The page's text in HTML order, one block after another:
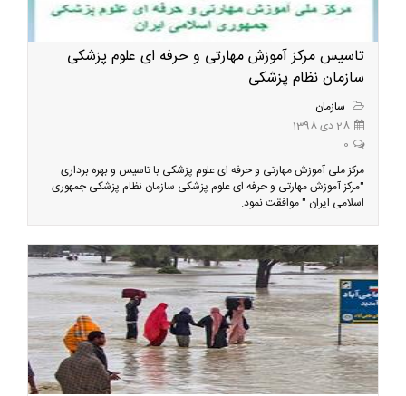
تاسیس مرکز آموزش مهارتی و حرفه ای علوم پزشکی
سازمان نظام پزشکی
سازمان
28 دی 1398
0
مرکز ملی آموزش مهارتی و حرفه ای علوم پزشکی با تاسیس و بهره برداری
"مرکز آموزش مهارتی و حرفه ای علوم پزشکی سازمان نظام پزشکی جمهوری
اسلامی ایران " موافقت نمود.